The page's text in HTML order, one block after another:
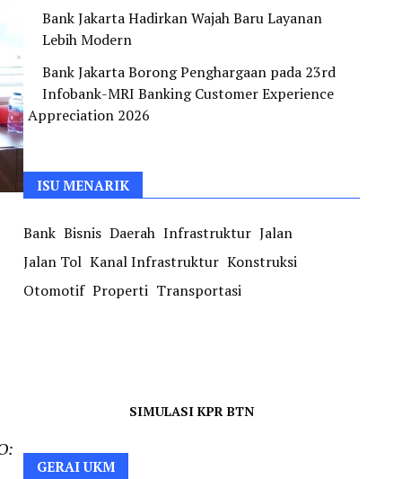
Bank Jakarta Hadirkan Wajah Baru Layanan
Lebih Modern
Bank Jakarta Borong Penghargaan pada 23rd
Infobank-MRI Banking Customer Experience
Appreciation 2026
ISU MENARIK
Bank Bisnis Daerah Infrastruktur Jalan
Jalan Tol Kanal Infrastruktur Konstruksi
Otomotif Properti Transportasi
SIMULASI KPR BTN
GERAI UKM